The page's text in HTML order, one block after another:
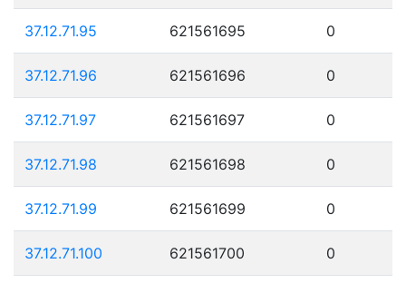
37.12.71.95 621561695 0
37.12.71.96 621561696 0
37.12.71.97 621561697 0
37.12.71.98 621561698 0
37.12.71.99 621561699 0
37.12.71.100 621561700 0